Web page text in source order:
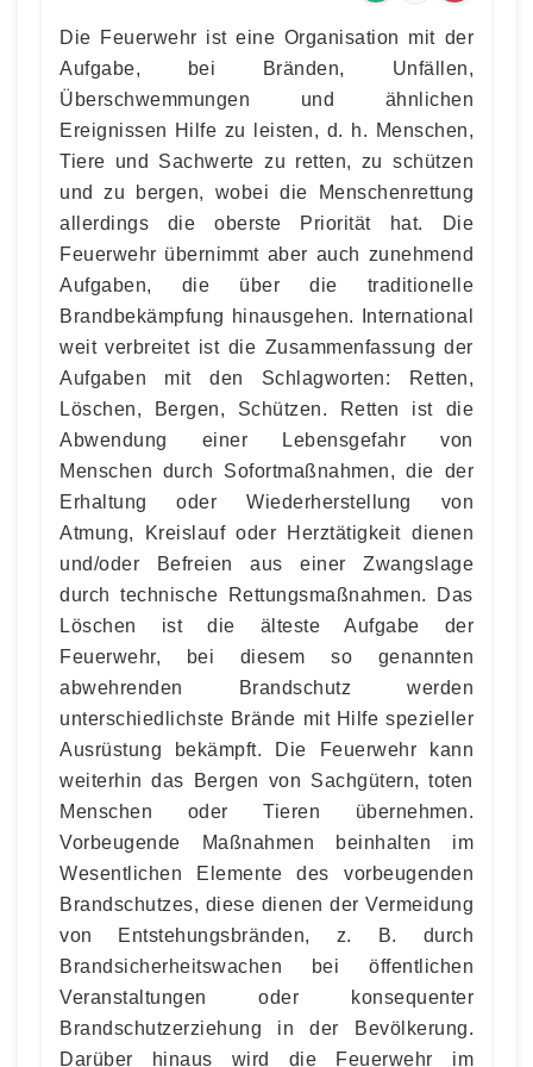
Die Feuerwehr ist eine Organisation mit der
Aufgabe, bei Bränden, Unfällen,
Überschwemmungen und ähnlichen
Ereignissen Hilfe zu leisten, d. h. Menschen,
Tiere und Sachwerte zu retten, zu schützen
und zu bergen, wobei die Menschenrettung
allerdings die oberste Priorität hat. Die
Feuerwehr übernimmt aber auch zunehmend
Aufgaben, die über die traditionelle
Brandbekämpfung hinausgehen. International
weit verbreitet ist die Zusammenfassung der
Aufgaben mit den Schlagworten: Retten,
Löschen, Bergen, Schützen. Retten ist die
Abwendung einer Lebensgefahr von
Menschen durch Sofortmaßnahmen, die der
Erhaltung oder Wiederherstellung von
Atmung, Kreislauf oder Herztätigkeit dienen
und/oder Befreien aus einer Zwangslage
durch technische Rettungsmaßnahmen. Das
Löschen ist die älteste Aufgabe der
Feuerwehr, bei diesem so genannten
abwehrenden Brandschutz werden
unterschiedlichste Brände mit Hilfe spezieller
Ausrüstung bekämpft. Die Feuerwehr kann
weiterhin das Bergen von Sachgütern, toten
Menschen oder Tieren übernehmen.
Vorbeugende Maßnahmen beinhalten im
Wesentlichen Elemente des vorbeugenden
Brandschutzes, diese dienen der Vermeidung
von Entstehungsbränden, z. B. durch
Brandsicherheitswachen bei öffentlichen
Veranstaltungen oder konsequenter
Brandschutzerziehung in der Bevölkerung.
Darüber hinaus wird die Feuerwehr im